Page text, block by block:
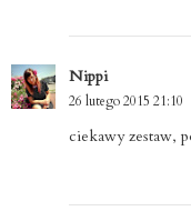
Nippi
26 lutego 2015 21:10
ciekawy zestaw,